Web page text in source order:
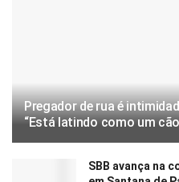
Pregador de rua é
“Está latindo como um
SBB avança na